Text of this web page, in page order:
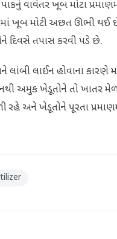
પાકનું વાવેતર ખૂબ મોટા
ખૂબ મોટી અછત ઊભી થઈ
દિવસે તપાસ કરવી પડે છે.
લાઈન હોવાના કારણે
અમુક ખેડૂતોને તો ખાતર
અને ખેડૂતોને પૂરતા